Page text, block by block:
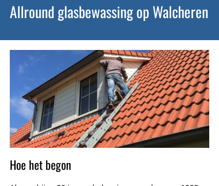
Allround glasbewassing op Walcheren
Hoe het begon